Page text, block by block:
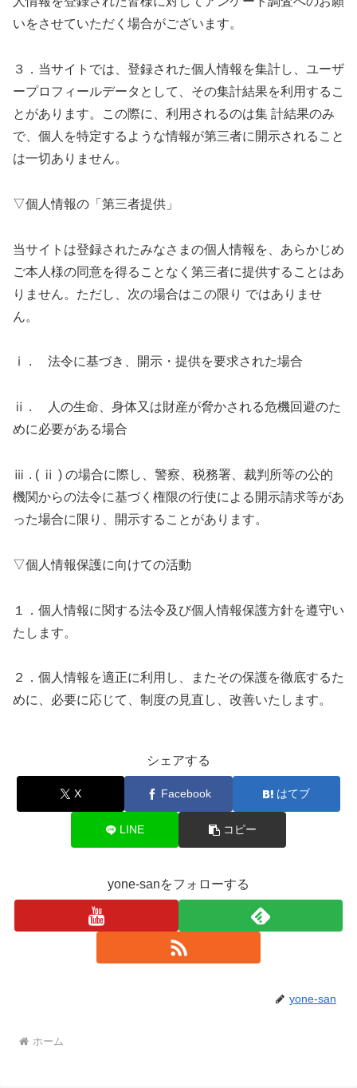
いをさせていただく場合がございます。
３．当サイトでは、登録された個人情報を集計し、ユーザ
ープロフィールデータとして、その集計結果を利用するこ
とがあります。この際に、利用されるのは集 計結果のみ
で、個人を特定するような情報が第三者に開示されること
は一切ありません。
▽個人情報の「第三者提供」
当サイトは登録されたみなさまの個人情報を、あらかじめ
ご本人様の同意を得ることなく第三者に提供することはあ
りません。ただし、次の場合はこの限り ではありませ
ん。
ⅰ . 法令に基づき、開示・提供を要求された場合
ⅱ . 人の生命、身体又は財産が脅かされる危機回避のた
めに必要がある場合
ⅲ . ( ⅱ ) の場合に際し、警察、税務署、裁判所等の公的
機関からの法令に基づく権限の行使による開示請求等があ
った場合に限り、開示することがあります。
▽個人情報保護に向けての活動
１．個人情報に関する法令及び個人情報保護方針を遵守い
たします。
２．個人情報を適正に利用し、またその保護を徹底するた
めに、必要に応じて、制度の見直し、改善いたします。
シェアする
X Facebook はてブ
LINE コピー
yone-sanをフォローする
yone-san
ホーム